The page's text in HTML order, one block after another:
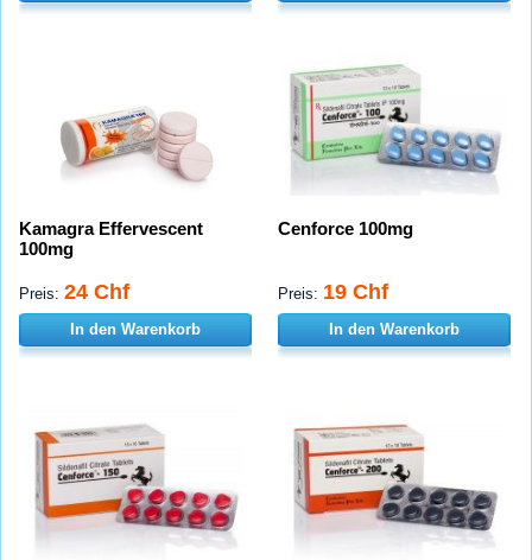
Kamagra Effervescent
100mg
Preis: 24 Chf
In den Warenkorb
Cenforce 100mg
Preis: 19 Chf
In den Warenkorb